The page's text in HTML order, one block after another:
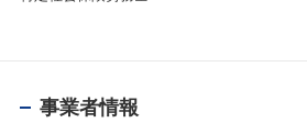
事業者情報